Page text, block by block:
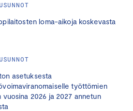
loma-aikoja koskevasta
asetuksesta
työttömien
2026 ja 2027 annetun